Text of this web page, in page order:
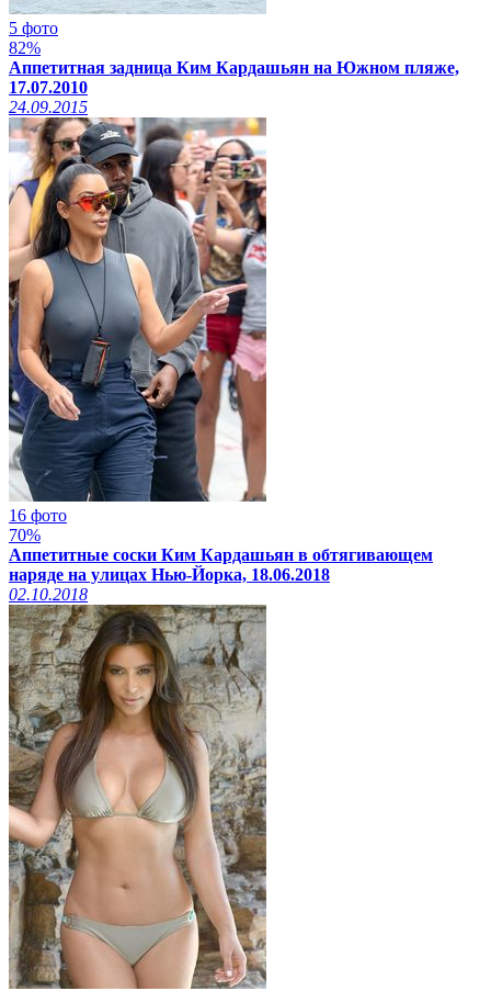
5 фото
82%
Аппетитная задница Ким Кардашьян на Южном пляже,
17.07.2010
24.09.2015
16 фото
70%
Аппетитные соски Ким Кардашьян в обтягивающем
наряде на улицах Нью-Йорка, 18.06.2018
02.10.2018